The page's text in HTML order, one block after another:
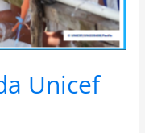
Unicef